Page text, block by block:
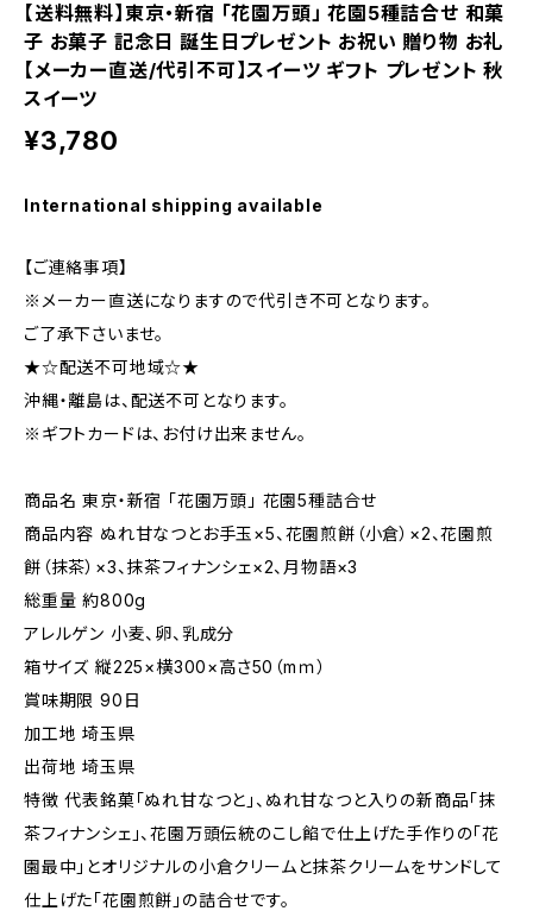
【送料無料】東京・新宿 「花園万頭」 花園5種詰合せ 和菓
子 お菓子 記念日 誕生日プレゼント お祝い 贈り物 お礼
【メーカー直送/代引不可】スイーツ ギフト プレゼント 秋
スイーツ
¥3,780
International shipping available
【ご連絡事項】
※メーカー直送になりますので代引き不可となります。
ご了承下さいませ。
★☆配送不可地域☆★
沖縄・離島は、配送不可となります。
※ギフトカードは、お付け出来ません。
商品名 東京・新宿 「花園万頭」 花園5種詰合せ
商品内容 ぬれ甘なつとお手玉×5、花園煎餅（小倉）×2、花園煎
餅（抹茶）×3、抹茶フィナンシェ×2、月物語×3
総重量 約800g
アレルゲン 小麦、卵、乳成分
箱サイズ 縦225×横300×高さ50（mｍ）
賞味期限 90日
加工地 埼玉県
出荷地 埼玉県
特徴 代表銘菓「ぬれ甘なつと」、ぬれ甘なつと入りの新商品「抹
茶フィナンシェ」、花園万頭伝統のこし餡で仕上げた手作りの「花
園最中」とオリジナルの小倉クリームと抹茶クリームをサンドして
仕上げた「花園煎餅」の詰合せです。